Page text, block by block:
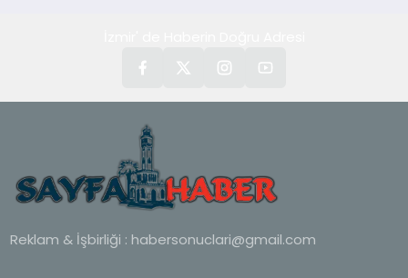
Reklam & İşbirliği : habersonuclari@gmail.com